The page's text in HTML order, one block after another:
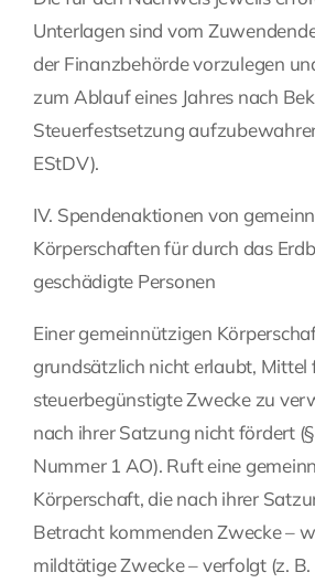
Unterlagen sind vom
der Finanzbehörde vorzulegen
zum Ablauf eines Jahres nach
Steuerfestsetzung
EStDV).
IV. Spendenaktionen von
Körperschaften für durch das
geschädigte Personen
Einer gemeinnützigen
grundsätzlich nicht erlaubt, Mittel
steuerbegünstigte Zwecke zu
nach ihrer Satzung nicht fördert
Nummer 1 AO). Ruft eine
Körperschaft, die nach ihrer
Betracht kommenden Zwecke –
mildtätige Zwecke – verfolgt (z.